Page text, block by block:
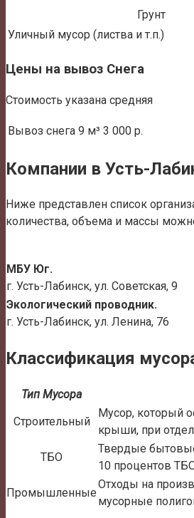
Грунт
Уличный мусор (листва и т.п.)
Цены на вывоз Снега
Стоимость указана средняя
Вывоз снега 9 м³ 3 000 р.
Компании в Усть-
Ниже представлен список
количества, объема и массы
МБУ Юг.
г. Усть-Лабинск, ул. Советская, 9
Экологический проводник.
г. Усть-Лабинск, ул. Ленина, 76
Классификация
Тип Мусора
Строительный
Мусор, который
крыши, при
ТБО
Твердые
10 процентов
Промышленные
Отходы на
мусорные